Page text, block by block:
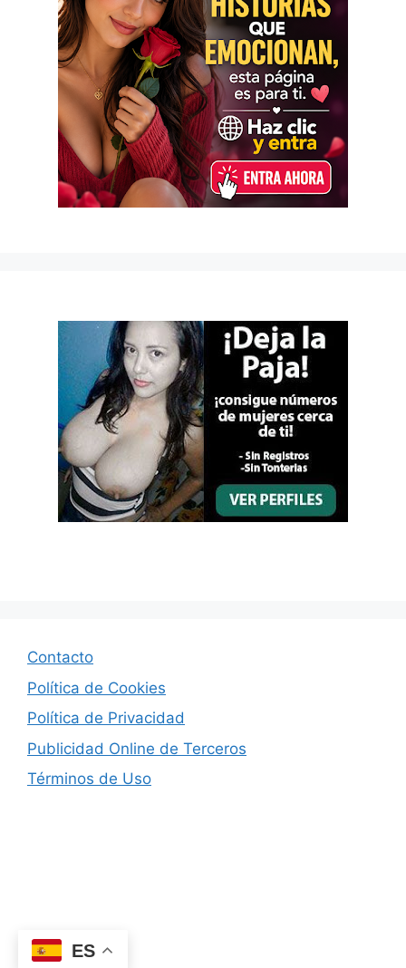
Contacto
Política de Cookies
Política de Privacidad
Publicidad Online de Terceros
Términos de Uso
© 2026 Revistas de Noticias
ES